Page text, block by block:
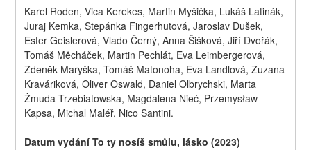
Karel Roden, Vica Kerekes, Martin Myšička, Lukáš Latinák,
Juraj Kemka, Štepánka Fingerhutová, Jaroslav Dušek,
Ester Geislerová, Vlado Černý, Anna Šišková, Jiří Dvořák,
Tomáš Měcháček, Martin Pechlát, Eva Leimbergerová,
Zdeněk Maryška, Tomáš Matonoha, Eva Landlová, Zuzana
Kraváriková, Oliver Oswald, Daniel Olbrychski, Marta
Żmuda-Trzebiatowska, Magdalena Nieć, Przemysław
Kapsa, Michal Maléř, Nico Santini.
Datum vydání To ty nosíš smůlu, lásko (2023)